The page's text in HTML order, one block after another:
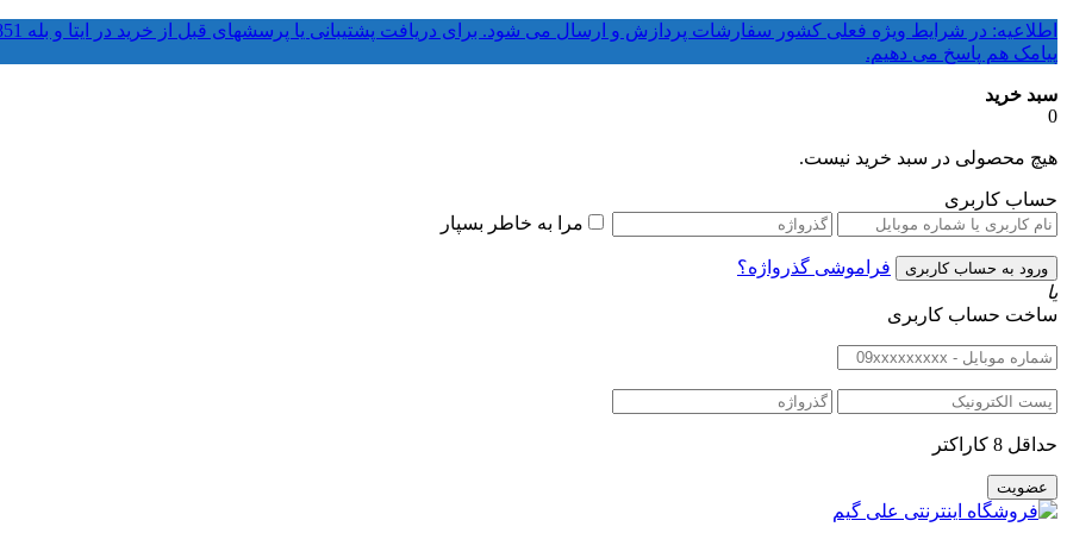
پیامک هم پاسخ می دهیم.
سبد خرید
0
هیچ محصولی در سبد خرید نیست.
حساب کاربری
مرا به خاطر بسپار
فراموشی گذرواژه؟
یا
ساخت حساب کاربری
حداقل 8 کاراکتر